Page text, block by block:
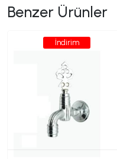
Benzer Ürünler
İndirim